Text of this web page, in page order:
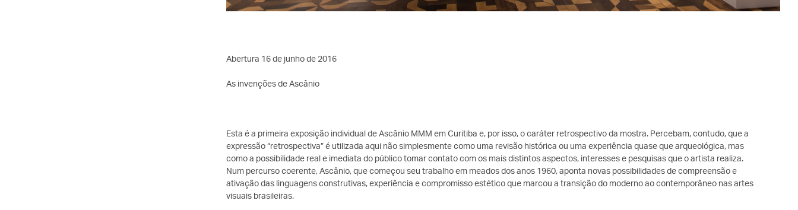
Abertura 16 de junho de 2016
As invenções de Ascânio
Esta é a primeira exposição individual de Ascânio MMM em Curitiba e, por isso, o caráter retrospectivo da mostra. Percebam, contudo, que a
expressão “retrospectiva” é utilizada aqui não simplesmente como uma revisão histórica ou uma experiência quase que arqueológica, mas
como a possibilidade real e imediata do público tomar contato com os mais distintos aspectos, interesses e pesquisas que o artista realiza.
Num percurso coerente, Ascânio, que começou seu trabalho em meados dos anos 1960, aponta novas possibilidades de compreensão e
ativação das linguagens construtivas, experiência e compromisso estético que marcou a transição do moderno ao contemporâneo nas artes
visuais brasileiras.